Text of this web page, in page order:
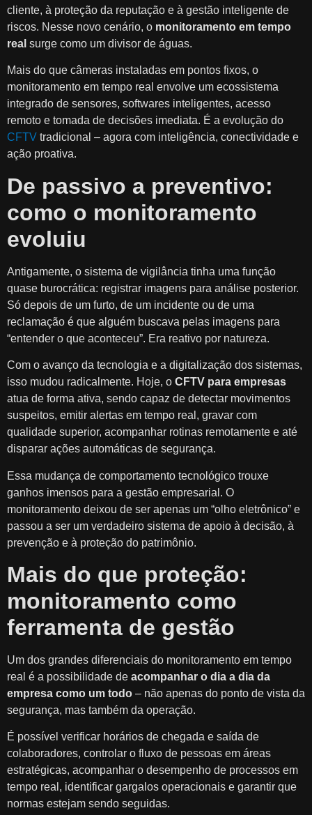
cliente, à proteção da reputação e à gestão inteligente de
riscos. Nesse novo cenário, o monitoramento em tempo
real surge como um divisor de águas.
Mais do que câmeras instaladas em pontos fixos, o
monitoramento em tempo real envolve um ecossistema
integrado de sensores, softwares inteligentes, acesso
remoto e tomada de decisões imediata. É a evolução do
CFTV tradicional – agora com inteligência, conectividade e
ação proativa.
De passivo a preventivo:
como o monitoramento
evoluiu
Antigamente, o sistema de vigilância tinha uma função
quase burocrática: registrar imagens para análise posterior.
Só depois de um furto, de um incidente ou de uma
reclamação é que alguém buscava pelas imagens para
“entender o que aconteceu”. Era reativo por natureza.
Com o avanço da tecnologia e a digitalização dos sistemas,
isso mudou radicalmente. Hoje, o CFTV para empresas
atua de forma ativa, sendo capaz de detectar movimentos
suspeitos, emitir alertas em tempo real, gravar com
qualidade superior, acompanhar rotinas remotamente e até
disparar ações automáticas de segurança.
Essa mudança de comportamento tecnológico trouxe
ganhos imensos para a gestão empresarial. O
monitoramento deixou de ser apenas um “olho eletrônico” e
passou a ser um verdadeiro sistema de apoio à decisão, à
prevenção e à proteção do patrimônio.
Mais do que proteção:
monitoramento como
ferramenta de gestão
Um dos grandes diferenciais do monitoramento em tempo
real é a possibilidade de acompanhar o dia a dia da
empresa como um todo – não apenas do ponto de vista da
segurança, mas também da operação.
É possível verificar horários de chegada e saída de
colaboradores, controlar o fluxo de pessoas em áreas
estratégicas, acompanhar o desempenho de processos em
tempo real, identificar gargalos operacionais e garantir que
normas estejam sendo seguidas.